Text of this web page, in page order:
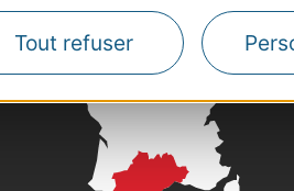
Tout refuser